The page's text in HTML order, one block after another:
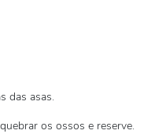
das asas.
os ossos e reserve.